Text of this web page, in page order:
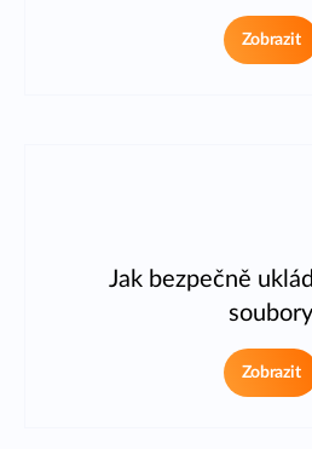
Zobrazit
Jak bezpečně
soubory
Zobrazit